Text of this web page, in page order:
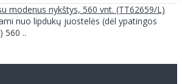
modenus nykštys, 560 vnt. (TT62659/L)
nuo lipdukų juostelės (dėl ypatingos
560 ..